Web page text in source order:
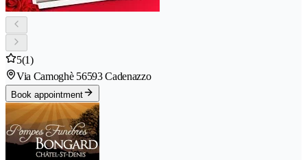
5(1)
Via Camoghè 56593 Cadenazzo
Book appointment